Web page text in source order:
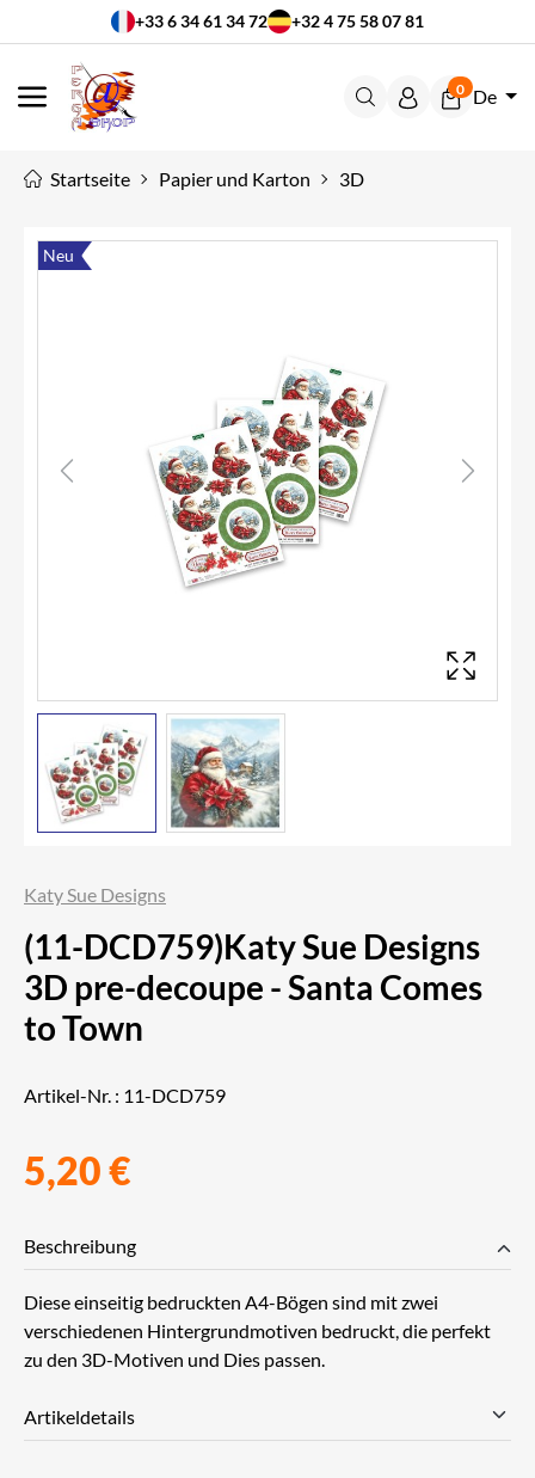
+33 6 34 61 34 72 +32 4 75 58 07 81
MENÜ
0 De
Startseite Papier und Karton 3D
Neu
Previous Next
Katy Sue Designs
(11-DCD759)Katy Sue Designs
3D pre-decoupe - Santa Comes
to Town
Artikel-Nr. : 11-DCD759
5,20 €
Beschreibung
Diese einseitig bedruckten A4-Bögen sind mit zwei
verschiedenen Hintergrundmotiven bedruckt, die perfekt
zu den 3D-Motiven und Dies passen.
Artikeldetails